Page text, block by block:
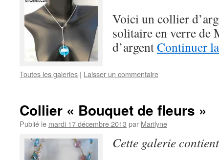
Voici un collier
solitaire en verre de
d’argentContinuer
Toutes les galeries | Laisser un commentaire
Collier « Bouquet de fleurs »
Publié le mardi 17 décembre 2013 par Marilyne
Cette galerie